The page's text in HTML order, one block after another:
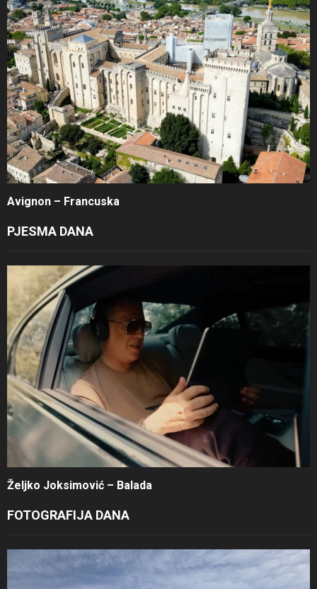
Avignon – Francuska
PJESMA DANA
Željko Joksimović – Balada
FOTOGRAFIJA DANA